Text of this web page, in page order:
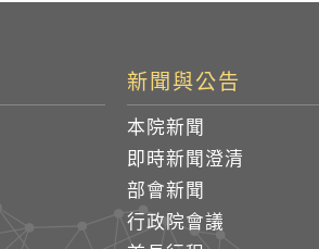
新聞與公告
本院新聞
即時新聞澄清
部會新聞
行政院會議